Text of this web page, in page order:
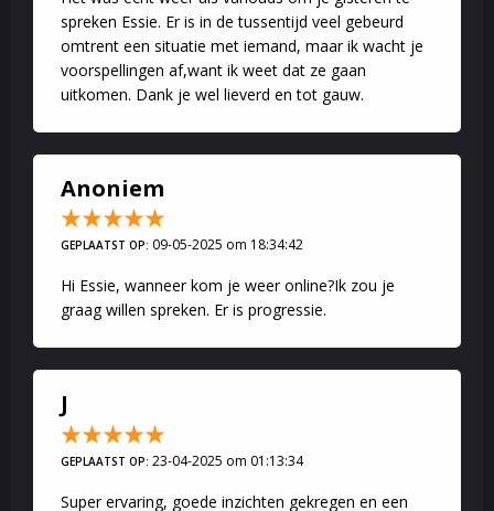
spreken Essie. Er is in de tussentijd veel gebeurd
omtrent een situatie met iemand, maar ik wacht je
voorspellingen af,want ik weet dat ze gaan
uitkomen. Dank je wel lieverd en tot gauw.
Anoniem
GEPLAATST OP: 09-05-2025 om 18:34:42
Hi Essie, wanneer kom je weer online?Ik zou je
graag willen spreken. Er is progressie.
J
GEPLAATST OP: 23-04-2025 om 01:13:34
Super ervaring, goede inzichten gekregen en een